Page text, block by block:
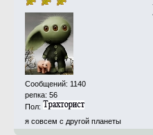
Сообщений: 1140
репка: 56
Пол:
я совсем с другой планеты